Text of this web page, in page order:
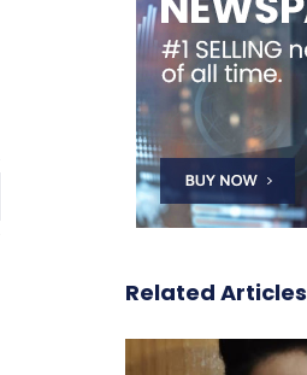
Related Articles